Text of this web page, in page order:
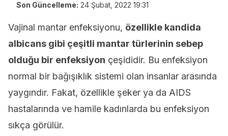
Son Güncelleme: 24 Şubat, 2022 19:31
Vajinal mantar enfeksiyonu, özellikle kandida
albicans gibi çeşitli mantar türlerinin sebep
olduğu bir enfeksiyon çeşididir. Bu enfeksiyon
normal bir bağışıklık sistemi olan insanlar arasında
yaygındır. Fakat, özellikle şeker ya da AIDS
hastalarında ve hamile kadınlarda bu enfeksiyon
sıkça görülür.